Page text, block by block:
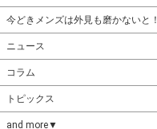
今どきメンズは外見も磨かないと！
ニュース
コラム
トピックス
and more▼